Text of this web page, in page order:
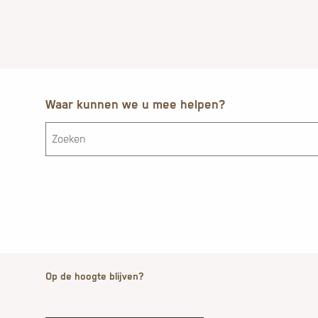
Waar kunnen we u mee helpen?
Op de hoogte blijven?